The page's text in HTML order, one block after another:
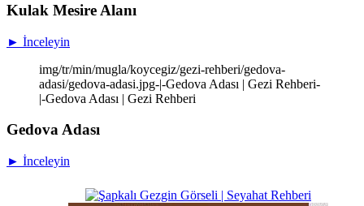
Kulak Mesire Alanı
► İnceleyin
img/tr/min/mugla/koycegiz/gezi-rehberi/gedova-
adasi/gedova-adasi.jpg-|-Gedova Adası | Gezi Rehberi-
|-Gedova Adası | Gezi Rehberi
Gedova Adası
► İnceleyin